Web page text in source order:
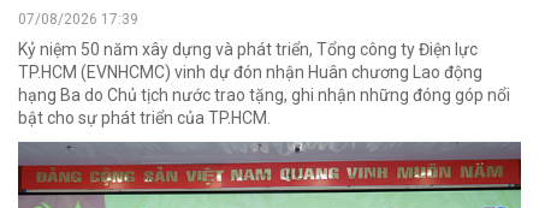
07/08/2026 17:39
Kỷ niệm 50 năm xây dựng và phát triển, Tổng công ty Điện lực
TP.HCM (EVNHCMC) vinh dự đón nhận Huân chương Lao động
hạng Ba do Chủ tịch nước trao tặng, ghi nhận những đóng góp nổi
bật cho sự phát triển của TP.HCM.